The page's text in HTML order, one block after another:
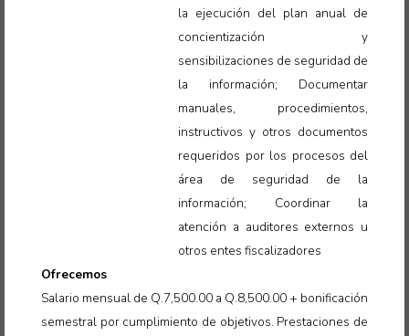
la ejecución del plan anual de
concientización y
sensibilizaciones de seguridad de
la información; Documentar
manuales, procedimientos,
instructivos y otros documentos
requeridos por los procesos del
área de seguridad de la
información; Coordinar la
atención a auditores externos u
otros entes fiscalizadores
Ofrecemos
Salario mensual de Q.7,500.00 a Q.8,500.00 + bonificación
semestral por cumplimiento de objetivos. Prestaciones de